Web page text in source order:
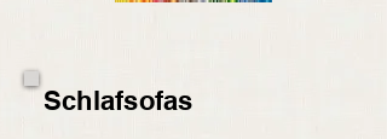
Schlafsofas